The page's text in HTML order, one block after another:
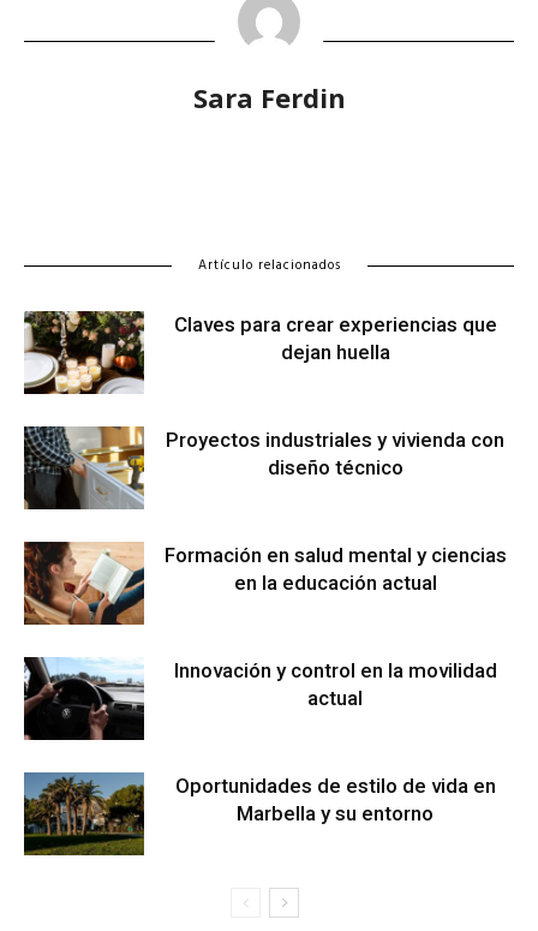
Sara Ferdin
Artículo relacionados
Claves para crear experiencias que
dejan huella
Proyectos industriales y vivienda con
diseño técnico
Formación en salud mental y ciencias
en la educación actual
Innovación y control en la movilidad
actual
Oportunidades de estilo de vida en
Marbella y su entorno